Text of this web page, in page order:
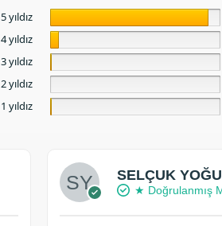
5 yıldız
4 yıldız
3 yıldız
2 yıldız
1 yıldız
SELÇUK
★ Doğrulanmış